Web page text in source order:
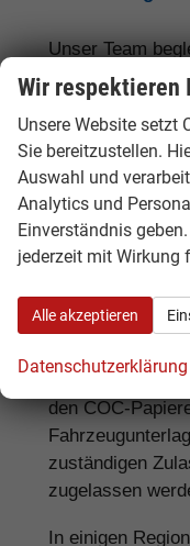
Unser Team
gesamten
Fragen rund um
Garantie,
Zulassung.
Zulassung
EU-Neuwagen
entsprechen
den COC-
zuständigen
zugelassen
In einigen
Wir respektieren
Unsere Website setzt
Sie bereitzustellen.
Auswahl und
Analytics und
Einverständnis
jederzeit mit Wirkung
Alle akzeptieren
Datenschutzerklärung